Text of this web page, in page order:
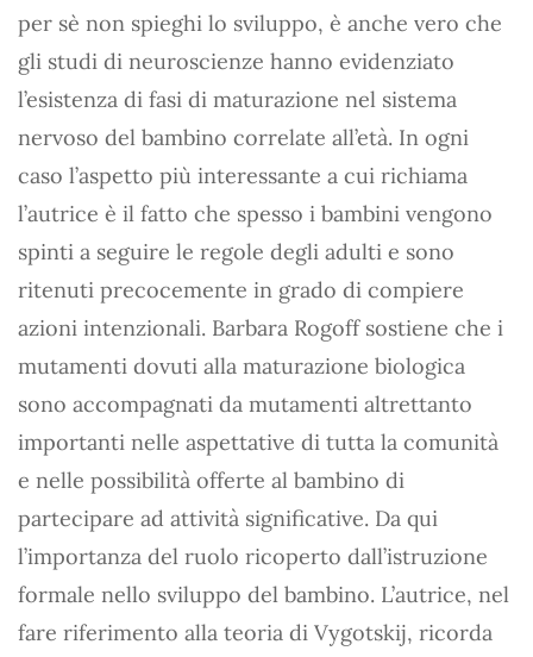
per sè non spieghi lo sviluppo, è anche vero che
gli studi di neuroscienze hanno evidenziato
l’esistenza di fasi di maturazione nel sistema
nervoso del bambino correlate all’età. In ogni
caso l’aspetto più interessante a cui richiama
l’autrice è il fatto che spesso i bambini vengono
spinti a seguire le regole degli adulti e sono
ritenuti precocemente in grado di compiere
azioni intenzionali. Barbara Rogoff sostiene che i
mutamenti dovuti alla maturazione biologica
sono accompagnati da mutamenti altrettanto
importanti nelle aspettative di tutta la comunità
e nelle possibilità offerte al bambino di
partecipare ad attività significative. Da qui
l’importanza del ruolo ricoperto dall’istruzione
formale nello sviluppo del bambino. L’autrice, nel
fare riferimento alla teoria di Vygotskij, ricorda